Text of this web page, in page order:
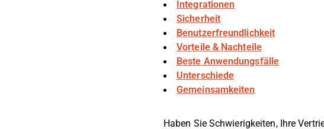
Integrationen
Sicherheit
Benutzerfreundlichkeit
Vorteile & Nachteile
Beste Anwendungsfälle
Unterschiede
Gemeinsamkeiten
Haben Sie Schwierigkeiten, Ihre